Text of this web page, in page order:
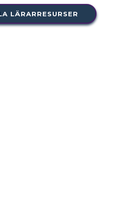
LÄRARRESURSER